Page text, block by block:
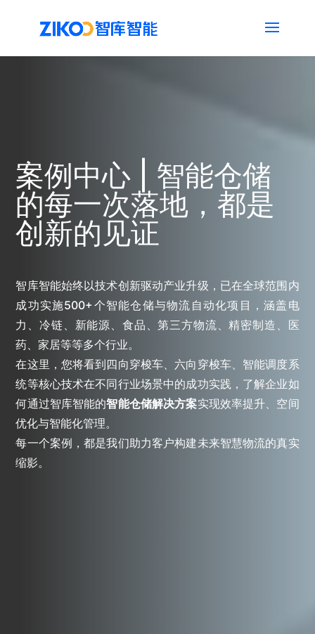
案例中心 | 智能仓储
的每一次落地，都是
创新的见证
智库智能始终以技术创新驱动产业升级，已在全球范围内
成功实施500+个智能仓储与物流自动化项目，涵盖电
力、冷链、新能源、食品、第三方物流、精密制造、医
药、家居等等多个行业。
在这里，您将看到四向穿梭车、六向穿梭车、智能调度系
统等核心技术在不同行业场景中的成功实践，了解企业如
何通过智库智能的智能仓储解决方案实现效率提升、空间
优化与智能化管理。
每一个案例，都是我们助力客户构建未来智慧物流的真实
缩影。